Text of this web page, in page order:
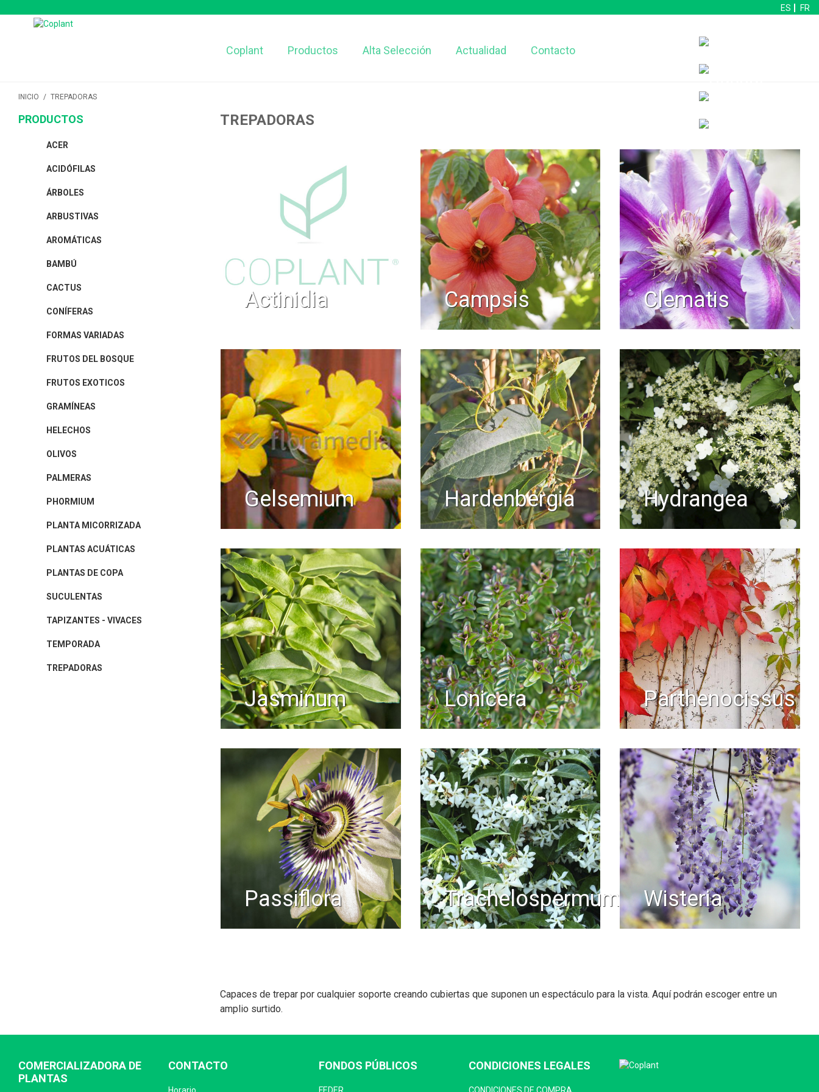
ES FR
Coplant Productos Alta Selección Actualidad Contacto
INICIO / TREPADORAS
TREPADORAS
actinidia campsis clematis
gelsemium hardenbergia hydrangea
jasminum lonicera parthenocissus
passiflora trachelospermum wisteria
Capaces de trepar por cualquier soporte creando cubiertas que suponen un espectáculo para la vista. Aquí podrán escoger entre un
amplio surtido.
PRODUCTOS
ACER
ACIDÓFILAS
ÁRBOLES
ARBUSTIVAS
AROMÁTICAS
BAMBÚ
CACTUS
CONÍFERAS
FORMAS VARIADAS
FRUTOS DEL BOSQUE
FRUTOS EXOTICOS
GRAMÍNEAS
HELECHOS
OLIVOS
PALMERAS
PHORMIUM
PLANTA MICORRIZADA
PLANTAS ACUÁTICAS
PLANTAS DE COPA
SUCULENTAS
TAPIZANTES - VIVACES
TEMPORADA
TREPADORAS
COMERCIALIZADORA DE
PLANTAS
CONTACTO
Horario
FONDOS PÚBLICOS
FEDER
CONDICIONES LEGALES
CONDICIONES DE COMPRA